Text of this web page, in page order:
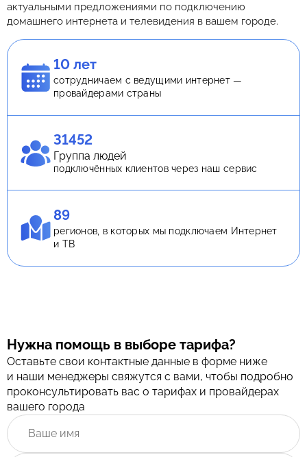
актуальными предложениями по подключению
домашнего интернета и телевидения в вашем городе.
10 лет
сотрудничаем с ведущими интернет —
провайдерами страны
31452
Группа людей
подключённых клиентов через наш сервис
89
регионов, в которых мы подключаем Интернет
и ТВ
Нужна помощь в выборе тарифа?
Оставьте свои контактные данные в форме ниже
и наши менеджеры свяжутся с вами, чтобы подробно
проконсультировать вас о тарифах и провайдерах
вашего города